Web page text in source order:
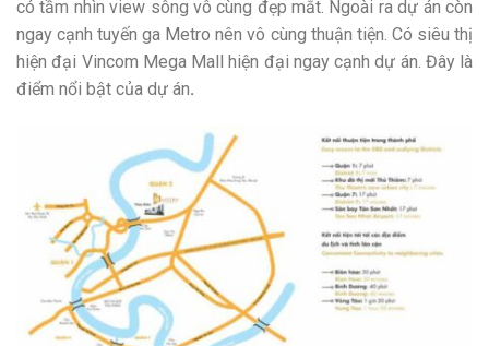
có tầm nhìn view sông vô cùng đẹp mắt. Ngoài ra dự án còn
ngay cạnh tuyến ga Metro nên vô cùng thuận tiện. Có siêu thị
hiện đại Vincom Mega Mall hiện đại ngay cạnh dự án. Đây là
điểm nổi bật của dự án.